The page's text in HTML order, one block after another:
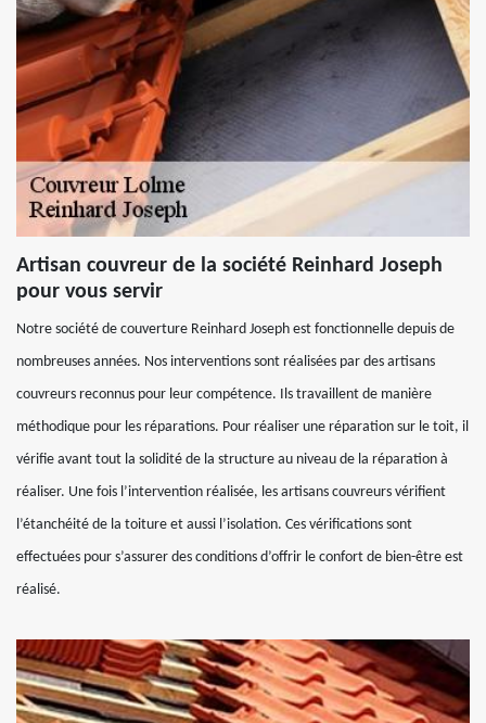
Artisan couvreur de la société Reinhard Joseph
pour vous servir
Notre société de couverture Reinhard Joseph est fonctionnelle depuis de
nombreuses années. Nos interventions sont réalisées par des artisans
couvreurs reconnus pour leur compétence. Ils travaillent de manière
méthodique pour les réparations. Pour réaliser une réparation sur le toit, il
vérifie avant tout la solidité de la structure au niveau de la réparation à
réaliser. Une fois l’intervention réalisée, les artisans couvreurs vérifient
l’étanchéité de la toiture et aussi l’isolation. Ces vérifications sont
effectuées pour s’assurer des conditions d’offrir le confort de bien-être est
réalisé.